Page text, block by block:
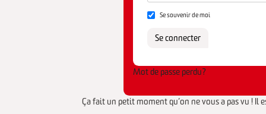
Se souvenir de moi
Mot de passe perdu?
Ça fait un petit moment qu’on ne vous a pas vu !